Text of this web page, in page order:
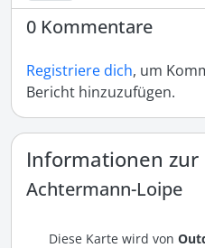
0 Kommentare
Registriere dich, um
Bericht hinzuzufügen.
Informationen zur
Achtermann-Loipe
Diese Karte wird von